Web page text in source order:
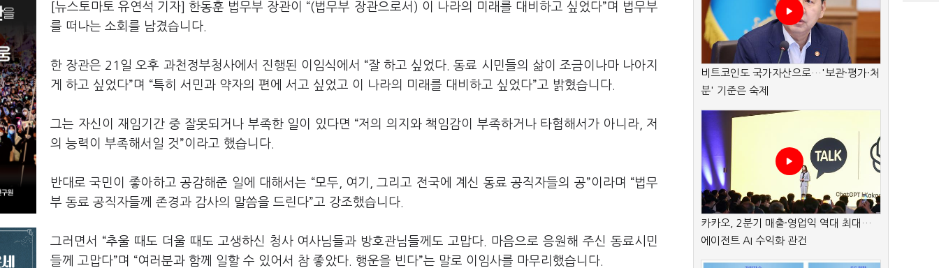
[뉴스토마토 유연석 기자] 한동훈 법무부 장관이 “(법무부 장관으로서) 이 나라의 미래를 대비하고 싶었다”며 법무부
를 떠나는 소회를 남겼습니다.
한 장관은 21일 오후 과천정부청사에서 진행된 이임식에서 “잘 하고 싶었다. 동료 시민들의 삶이 조금이나마 나아지
게 하고 싶었다”며 “특히 서민과 약자의 편에 서고 싶었고 이 나라의 미래를 대비하고 싶었다”고 밝혔습니다.
그는 자신이 재임기간 중 잘못되거나 부족한 일이 있다면 “저의 의지와 책임감이 부족하거나 타협해서가 아니라, 저
의 능력이 부족해서일 것”이라고 했습니다.
반대로 국민이 좋아하고 공감해준 일에 대해서는 “모두, 여기, 그리고 전국에 계신 동료 공직자들의 공”이라며 “법무
부 동료 공직자들께 존경과 감사의 말씀을 드린다”고 강조했습니다.
그러면서 “추울 때도 더울 때도 고생하신 청사 여사님들과 방호관님들께도 고맙다. 마음으로 응원해 주신 동료시민
들께 고맙다”며 “여러분과 함께 일할 수 있어서 참 좋았다. 행운을 빈다”는 말로 이임사를 마무리했습니다.
비트코인도 국가자산으로…'보관·평가·처
분' 기준은 숙제
카카오, 2분기 매출·영업익 역대 최대…
에이전트 AI 수익화 관건